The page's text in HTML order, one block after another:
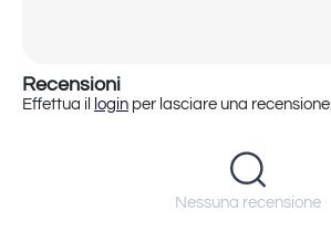
Recensioni
Effettua il login per lasciare una recensione.
Nessuna recensione